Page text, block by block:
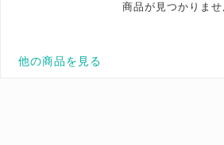
商品が見つかりませ
他の商品を見る